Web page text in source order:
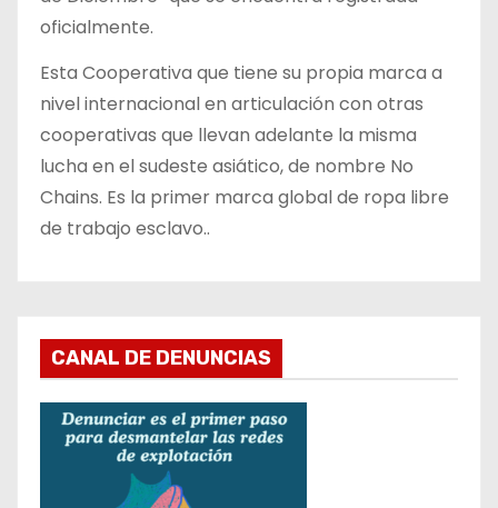
oficialmente.
Esta Cooperativa que tiene su propia marca a
nivel internacional en articulación con otras
cooperativas que llevan adelante la misma
lucha en el sudeste asiático, de nombre No
Chains. Es la primer marca global de ropa libre
de trabajo esclavo..
CANAL DE DENUNCIAS